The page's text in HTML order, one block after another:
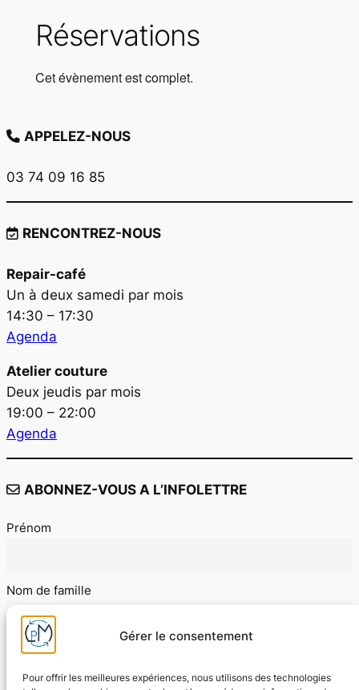
Gérer le consentement
Pour offrir les meilleures expériences, nous utilisons des technologies
Réservations
Cet évènement est complet.
APPELEZ-NOUS
03 74 09 16 85
RENCONTREZ-NOUS
Repair-café
Un à deux samedi par mois
14:30 – 17:30
Agenda
Atelier couture
Deux jeudis par mois
19:00 – 22:00
Agenda
ABONNEZ-VOUS A L’INFOLETTRE
Prénom
Nom de famille
E-mail